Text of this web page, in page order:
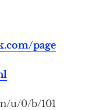
page
u/0/b/101